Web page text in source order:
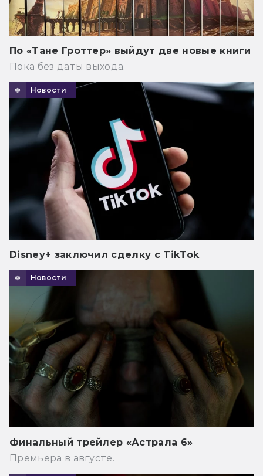
По «Тане Гроттер» выйдут две новые книги
Пока без даты выхода.
Новости
Disney+ заключил сделку с TikTok
Новости
Финальный трейлер «Астрала 6»
Премьера в августе.